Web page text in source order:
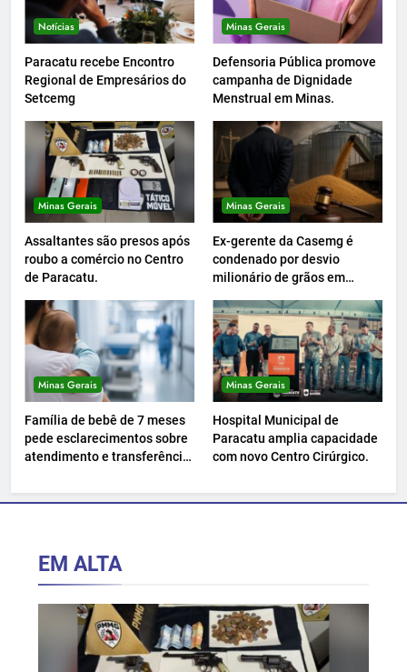
Notícias
Paracatu recebe Encontro
Regional de Empresários do
Setcemg
Minas Gerais
Defensoria Pública promove
campanha de Dignidade
Menstrual em Minas.
Minas Gerais
Assaltantes são presos após
roubo a comércio no Centro
de Paracatu.
Minas Gerais
Ex-gerente da Casemg é
condenado por desvio
milionário de grãos em
Minas Gerais
Família de bebê de 7 meses
pede esclarecimentos sobre
atendimento e transferência
Minas Gerais
Hospital Municipal de
Paracatu amplia capacidade
com novo Centro Cirúrgico.
EM ALTA